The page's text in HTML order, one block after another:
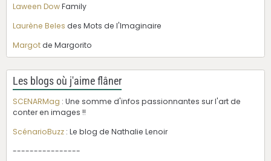
Laween DowFamily
Laurène Beles des Mots de l'Imaginaire
Margotde Margorito
Les blogs où j'aime flâner
SCENARMag : Une somme d'infos passionnantes sur l'art de
conter en images !!
ScénarioBuzz : Le blog de Nathalie Lenoir
----------------